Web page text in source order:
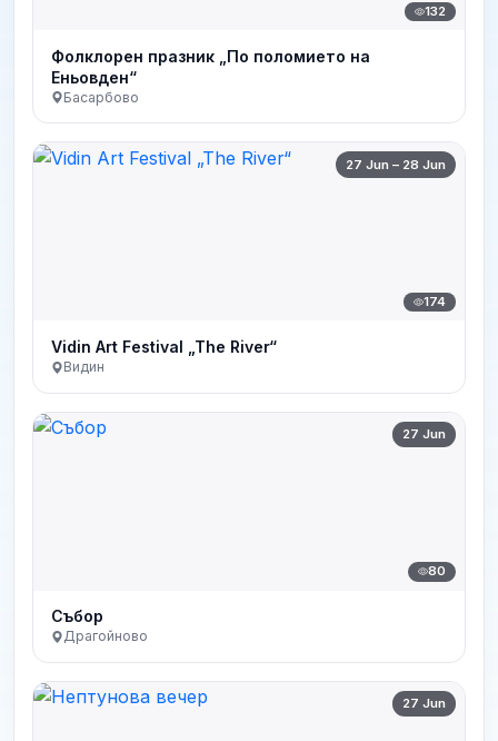
132
Фолклорен празник „По поломието на
Еньовден“
Басарбово
27 Jun – 28 Jun
174
Vidin Art Festival „The River“
Видин
27 Jun
80
Събор
Драгойново
27 Jun